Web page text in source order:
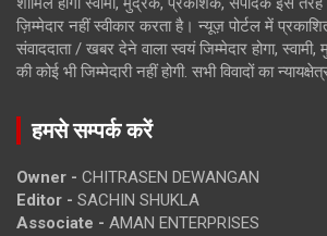
ज़िम्मेदार नहीं स्वीकार करता है। न्यूज़ पोर्टल में
संवाददाता / खबर देने वाला स्वयं जिम्मेदार होगा,
की कोई भी जिम्मेदारी नहीं होगी. सभी विवादों का
हमसे सम्पर्क करें
Owner - CHITRASEN DEWANGAN
Editor - SACHIN SHUKLA
Associate - AMAN ENTERPRISES